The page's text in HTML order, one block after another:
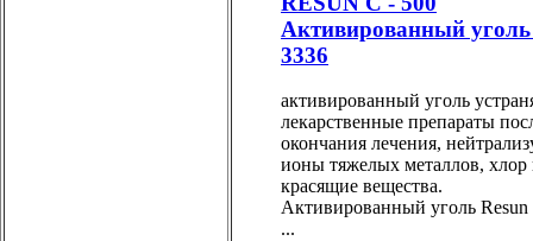
Активированный уголь
3336
активированный уголь
лекарственные препараты
окончания лечения,
ионы тяжелых металлов, хлор
красящие вещества.
Активированный уголь Resun
...